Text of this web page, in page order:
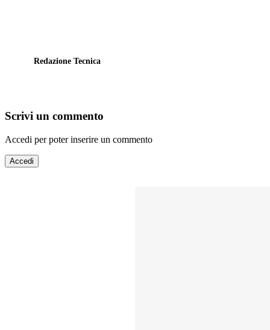
Redazione Tecnica
Scrivi un commento
Accedi per poter inserire un commento
Accedi